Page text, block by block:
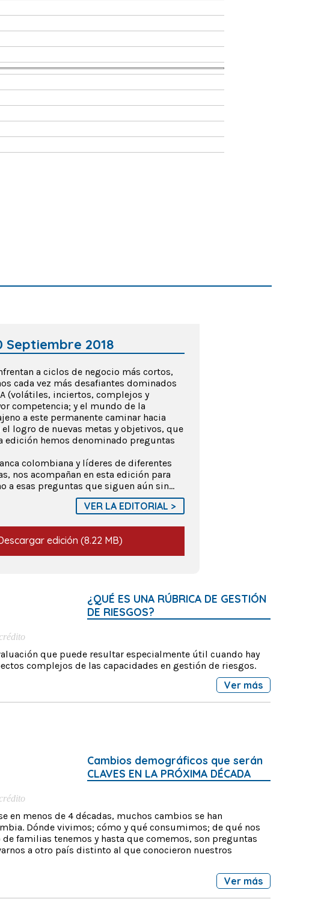
Septiembre 2018
a ciclos de negocio más cortos,
cada vez más desafiantes dominados
(volátiles, inciertos, complejos y
competencia; y el mundo de la
a este permanente caminar hacia
el logro de nuevas metas y objetivos, que
edición hemos denominado preguntas
colombiana y líderes de diferentes
nos acompañan en esta edición para
a esas preguntas que siguen aún sin...
VER LA EDITORIAL >
edición(8.22 MB)
¿QUÉ ES UNA RÚBRICA DE GESTIÓN
DE RIESGOS?
que puede resultar especialmente útil cuando hay
complejos de las capacidades en gestión de riesgos.
Ver más
Cambios demográficos que serán
CLAVES EN LA PRÓXIMA DÉCADA
en menos de 4 décadas, muchos cambios se han
Dónde vivimos; cómo y qué consumimos; de qué nos
familias tenemos y hasta que comemos, son preguntas
a otro país distinto al que conocieron nuestros
Ver más